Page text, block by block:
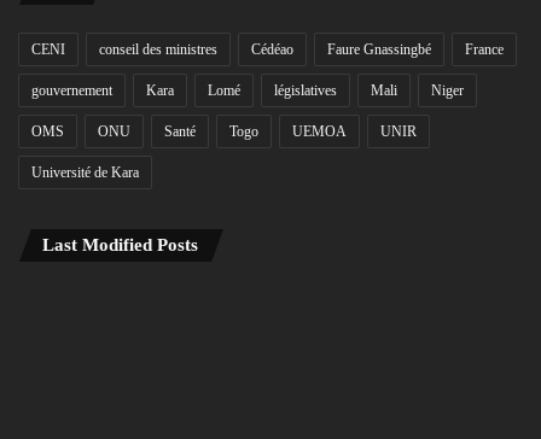
CENI conseil des ministres Cédéao Faure Gnassingbé France
gouvernement Kara Lomé législatives Mali Niger
OMS ONU Santé Togo UEMOA UNIR
Université de Kara
Last Modified Posts